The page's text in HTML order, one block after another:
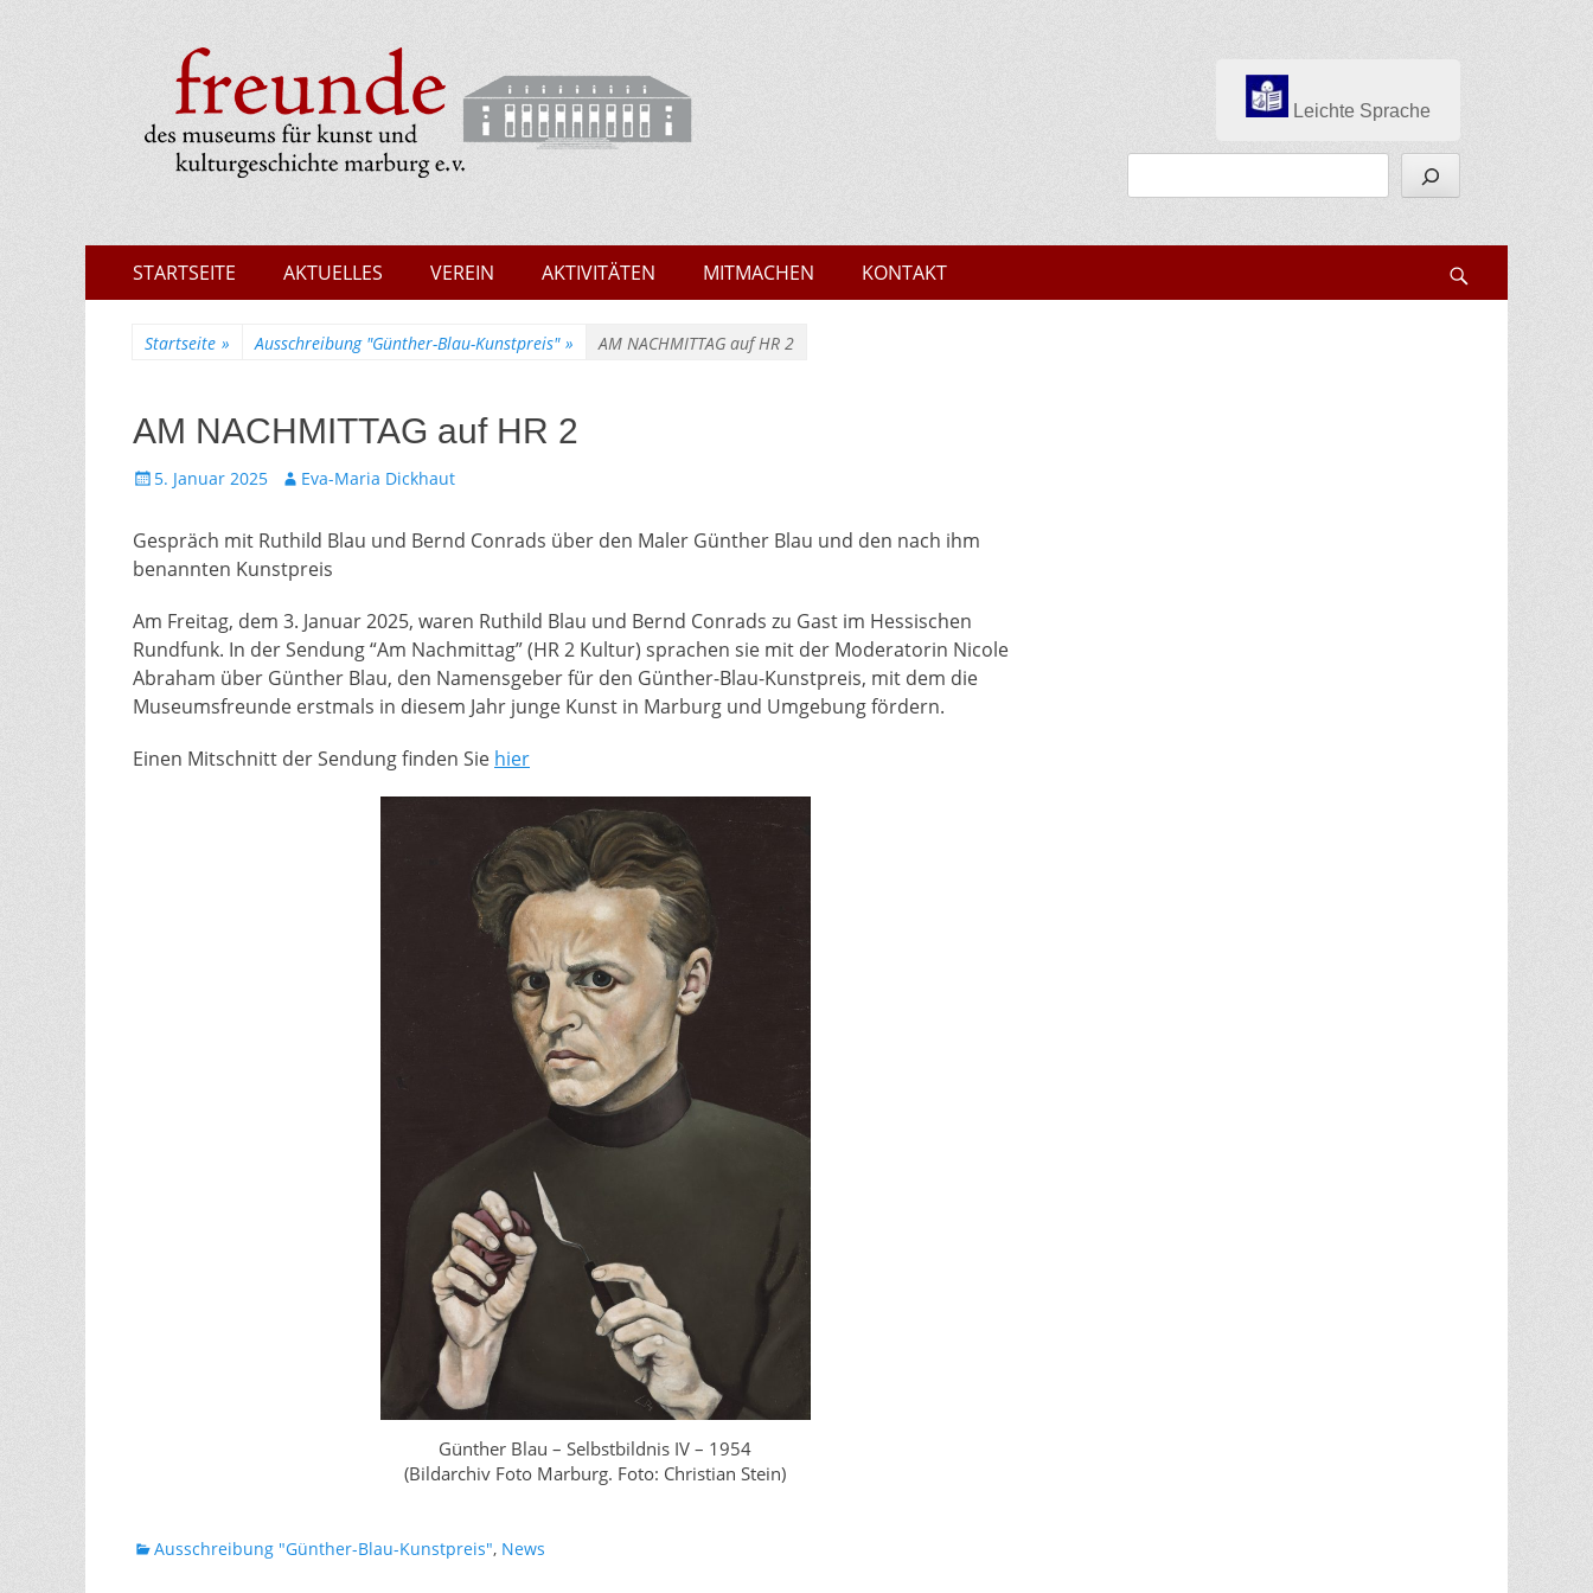
Museumsfreunde Marburg
Leichte Sprache
Erstes
Menü
Inhalt:
STARTSEITE AKTUELLES VEREIN AKTIVITÄTEN MITMACHEN KONTAKT
Startseite » Ausschreibung "Günther-Blau-Kunstpreis" » AM NACHMITTAG auf HR 2
AM NACHMITTAG auf HR 2
Gepostet
5. Januar 2025 AutorEva-Maria Dickhaut
Gespräch mit Ruthild Blau und Bernd Conrads über den Maler Günther Blau und den nach ihm
benannten Kunstpreis
Am Freitag, dem 3. Januar 2025, waren Ruthild Blau und Bernd Conrads zu Gast im Hessischen
Rundfunk. In der Sendung “Am Nachmittag” (HR 2 Kultur) sprachen sie mit der Moderatorin Nicole
Abraham über Günther Blau, den Namensgeber für den Günther-Blau-Kunstpreis, mit dem die
Museumsfreunde erstmals in diesem Jahr junge Kunst in Marburg und Umgebung fördern.
Einen Mitschnitt der Sendung finden Sie hier
Günther Blau – Selbstbildnis IV – 1954
(Bildarchiv Foto Marburg. Foto: Christian Stein)
Kategorien
Ausschreibung "Günther-Blau-Kunstpreis", News